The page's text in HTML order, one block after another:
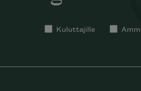
Kuluttajille